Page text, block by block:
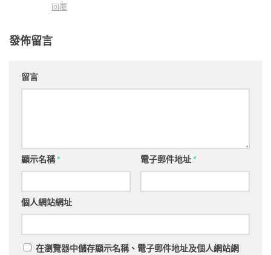
回覆
發佈留言
留言
顯示名稱* 電子郵件地址*
個人網站網址
在瀏覽器中儲存顯示名稱、電子郵件地址及個人網站網